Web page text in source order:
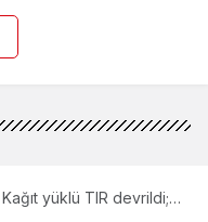
Kağıt yüklü TIR devrildi;